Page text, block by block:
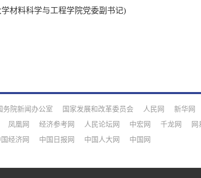
料科学与工程学院党委副书记)
务院新闻办公室 国家发展和改革委员会 人民网 新华网
凤凰网 经济参考网 人民论坛网 中宏网 千龙网 网
经济网 中国日报网 中国人大网 中国网